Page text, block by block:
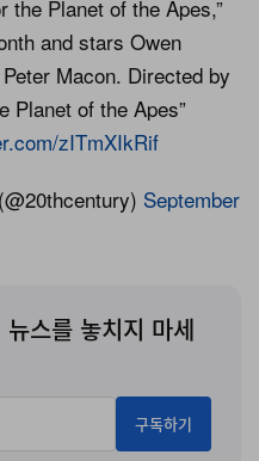
the Planet of the Apes,”
and stars Owen
Macon. Directed by
Planet of the Apes”
zITmXIkRif
September
스를 놓치지 마세
구독하기